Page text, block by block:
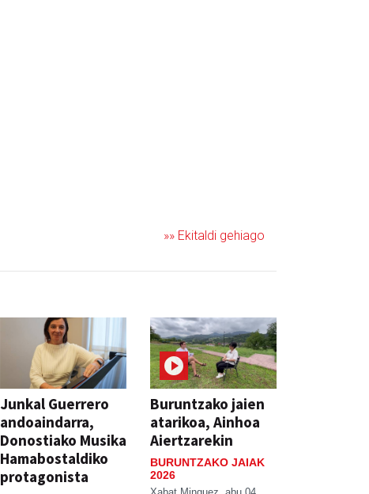
»» Ekitaldi gehiago
Junkal Guerrero
andoaindarra,
Donostiako Musika
Hamabostaldiko
protagonista
Buruntzako jaien
atarikoa, Ainhoa
Aiertzarekin
BURUNTZAKO JAIAK
2026